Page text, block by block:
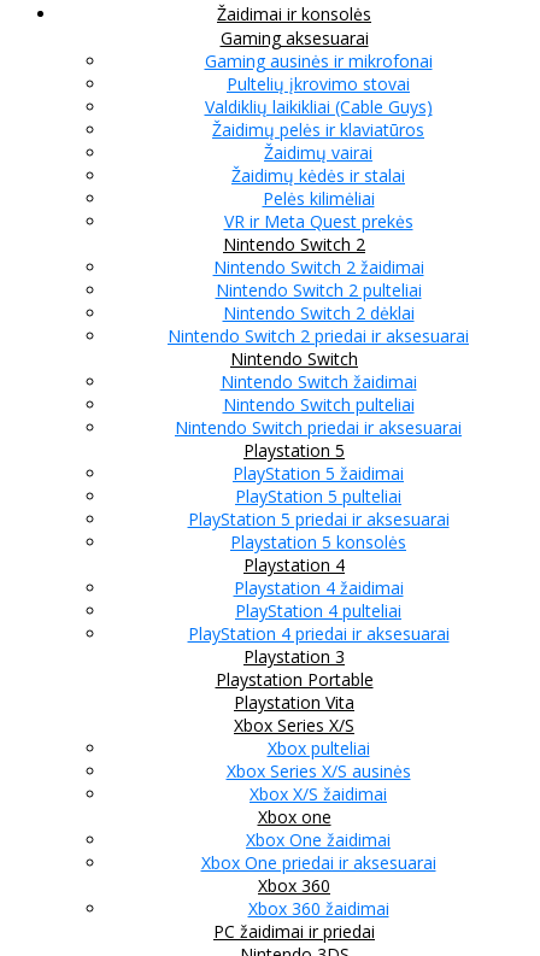
Žaidimai ir konsolės
Gaming aksesuarai
Gaming ausinės ir mikrofonai
Pultelių įkrovimo stovai
Valdiklių laikikliai (Cable Guys)
Žaidimų pelės ir klaviatūros
Žaidimų vairai
Žaidimų kėdės ir stalai
Pelės kilimėliai
VR ir Meta Quest prekės
Nintendo Switch 2
Nintendo Switch 2 žaidimai
Nintendo Switch 2 pulteliai
Nintendo Switch 2 dėklai
Nintendo Switch 2 priedai ir aksesuarai
Nintendo Switch
Nintendo Switch žaidimai
Nintendo Switch pulteliai
Nintendo Switch priedai ir aksesuarai
Playstation 5
PlayStation 5 žaidimai
PlayStation 5 pulteliai
PlayStation 5 priedai ir aksesuarai
Playstation 5 konsolės
Playstation 4
Playstation 4 žaidimai
PlayStation 4 pulteliai
PlayStation 4 priedai ir aksesuarai
Playstation 3
Playstation Portable
Playstation Vita
Xbox Series X/S
Xbox pulteliai
Xbox Series X/S ausinės
Xbox X/S žaidimai
Xbox one
Xbox One žaidimai
Xbox One priedai ir aksesuarai
Xbox 360
Xbox 360 žaidimai
PC žaidimai ir priedai